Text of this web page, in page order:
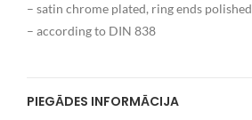
– satin chrome plated, ring ends polished
– according to DIN 838
PIEGĀDES INFORMĀCIJA